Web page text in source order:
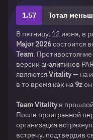
1.57 Тотал
В пятницу, 12 июня, в
Major 2026состоится
Team.
версии аналитиков
являютсяVitality— на
в то время как на 9zон
Team Vitalityв
После проигранной
организация
встречу, подтвердив